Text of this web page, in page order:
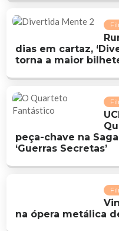
dias em cartaz,
torna a maior
peça-chave na
‘Guerras Secretas’
na ópera metálica